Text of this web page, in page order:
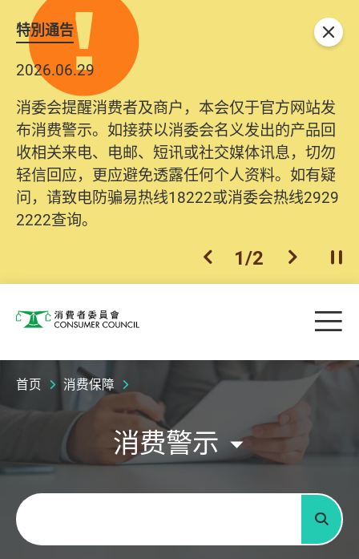
特別通告
2026.06.29
消委会提醒消费者及商户，本会仅于官方网站发
布消费警示。如接获以消委会名义发出的产品回
收相关来电、电邮、短讯或社交媒体讯息，切勿
轻信回应，更应避免透露任何个人资料。如有疑
问，请致电防骗易热线18222或消委会热线2929
2222查询。
上一个
1/2 下一个开
关闭
消费者委员会 目
首页 消费保障
消费警示
关键字
搜寻